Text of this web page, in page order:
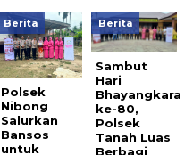
Berita
Polsek
Nibong
Salurkan
Bansos
untuk
Berita
Sambut
Hari
Bhayangkara
ke-80,
Polsek
Tanah Luas
Berbagi